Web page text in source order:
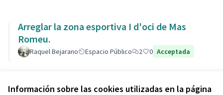
Información sobre las cookies utilizadas en la página
Arreglar la zona esportiva I d'oci de Mas
Romeu.
Raquel Bejarano Espacio Público 2 0 Acceptada
Ver todas las propuestas retiradas